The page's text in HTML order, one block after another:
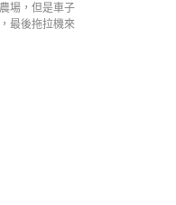
場，但是車子
最後拖拉機來